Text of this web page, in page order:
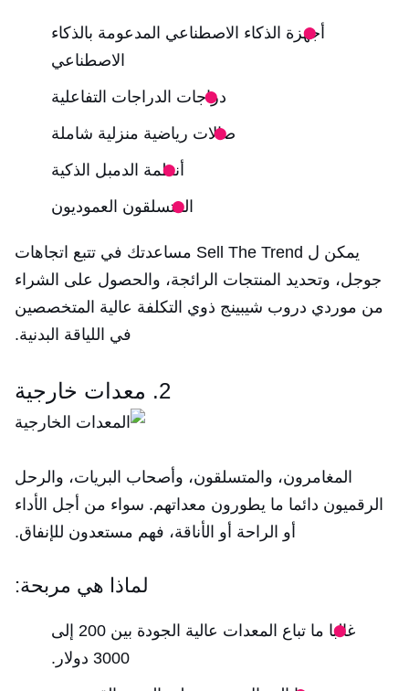
أجهزة الذكاء الاصطناعي المدعومة بالذكاء
الاصطناعي
دراجات الدراجات التفاعلية
صالات رياضية منزلية شاملة
أنظمة الدمبل الذكية
المتسلقون العموديون
يمكن ل Sell The Trend مساعدتك في تتبع اتجاهات
جوجل، وتحديد المنتجات الرائجة، والحصول على الشراء
من موردي دروب شيبينج ذوي التكلفة عالية المتخصصين
في اللياقة البدنية.
2. معدات خارجية
المغامرون، والمتسلقون، وأصحاب البريات، والرحل
الرقميون دائما ما يطورون معداتهم. سواء من أجل الأداء
أو الراحة أو الأناقة، فهم مستعدون للإنفاق.
لماذا هي مربحة:
غالبا ما تباع المعدات عالية الجودة بين 200 إلى
3000 دولار.